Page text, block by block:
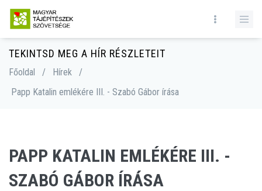
TEKINTSD MEG A HÍR RÉSZLETEIT
Főoldal / Hírek
/
Papp Katalin emlékére III. - Szabó Gábor írása
PAPP KATALIN EMLÉKÉRE III. -
SZABÓ GÁBOR ÍRÁSA